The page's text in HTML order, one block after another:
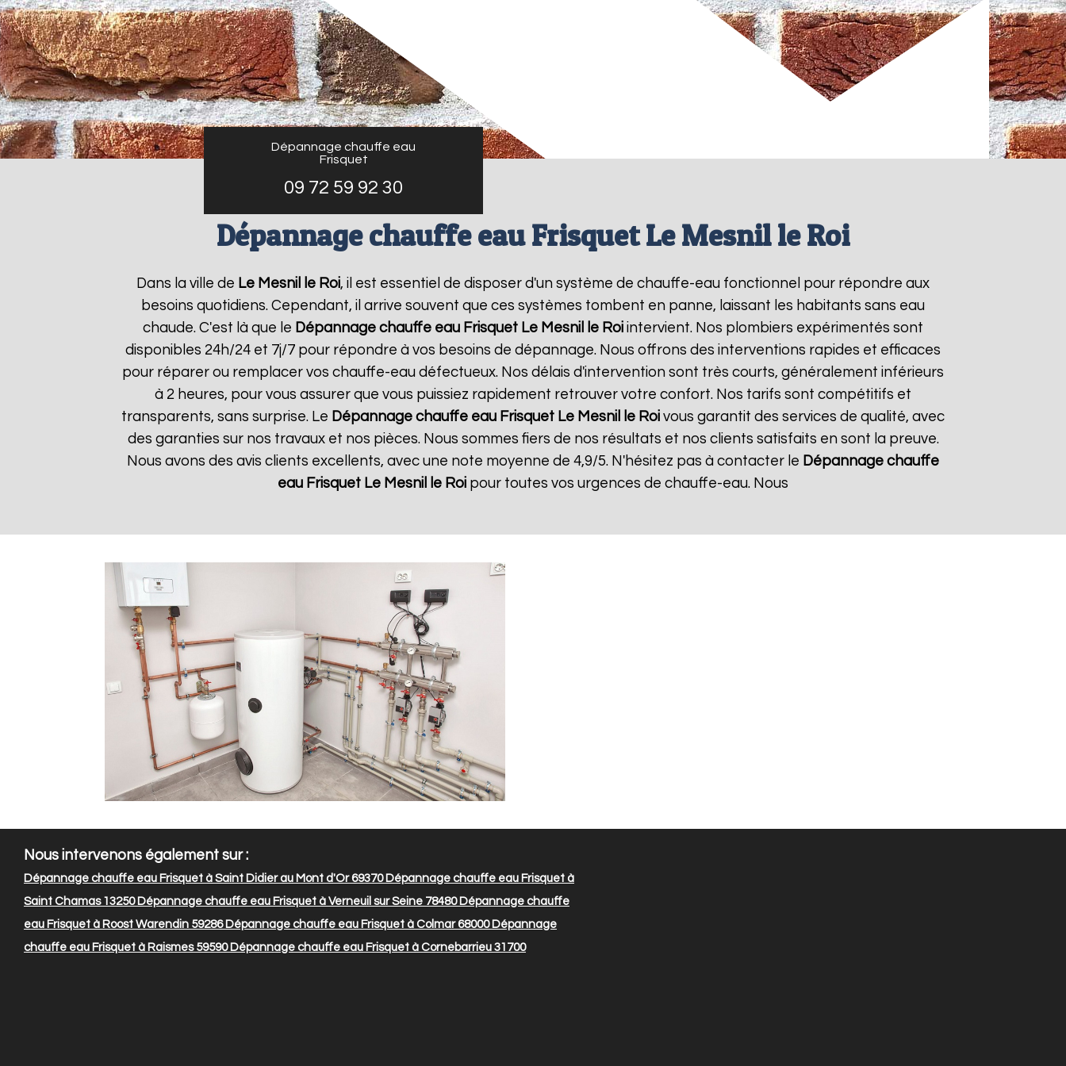
Dépannage chauffe eau
Frisquet
09 72 59 92 30
Dépannage chauffe eau Frisquet Le Mesnil le Roi
Dans la ville de Le Mesnil le Roi, il est essentiel de disposer d'un système de chauffe-eau fonctionnel pour répondre aux
besoins quotidiens. Cependant, il arrive souvent que ces systèmes tombent en panne, laissant les habitants sans eau
chaude. C'est là que le Dépannage chauffe eau Frisquet Le Mesnil le Roi intervient. Nos plombiers expérimentés sont
disponibles 24h/24 et 7j/7 pour répondre à vos besoins de dépannage. Nous offrons des interventions rapides et efficaces
pour réparer ou remplacer vos chauffe-eau défectueux. Nos délais d'intervention sont très courts, généralement inférieurs
à 2 heures, pour vous assurer que vous puissiez rapidement retrouver votre confort. Nos tarifs sont compétitifs et
transparents, sans surprise. Le Dépannage chauffe eau Frisquet Le Mesnil le Roi vous garantit des services de qualité, avec
des garanties sur nos travaux et nos pièces. Nous sommes fiers de nos résultats et nos clients satisfaits en sont la preuve.
Nous avons des avis clients excellents, avec une note moyenne de 4,9/5. N'hésitez pas à contacter le Dépannage chauffe
eau Frisquet Le Mesnil le Roi pour toutes vos urgences de chauffe-eau. Nous
Nous intervenons également sur :
Dépannage chauffe eau Frisquet à Saint Didier au Mont d'Or 69370Dépannage chauffe eau Frisquet à
Saint Chamas 13250Dépannage chauffe eau Frisquet à Verneuil sur Seine 78480Dépannage chauffe
eau Frisquet à Roost Warendin 59286Dépannage chauffe eau Frisquet à Colmar 68000Dépannage
chauffe eau Frisquet à Raismes 59590Dépannage chauffe eau Frisquet à Cornebarrieu 31700